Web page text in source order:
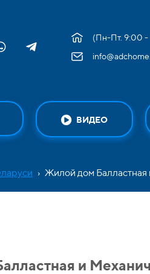
(Пн-Пт. 9:00 -
ВИДЕО
› Жилой дом
и